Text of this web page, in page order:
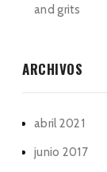
and grits
ARCHIVOS
abril 2021
junio 2017